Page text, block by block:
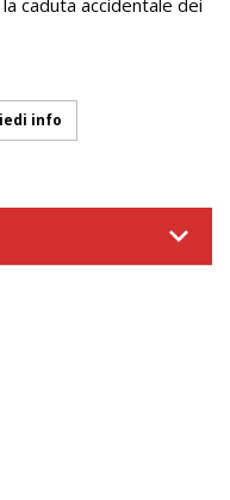
caduta accidentale dei
info